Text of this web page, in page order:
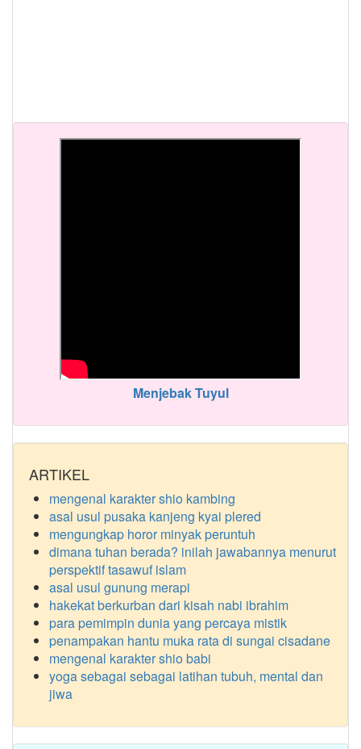
Menjebak Tuyul
ARTIKEL
mengenal karakter shio kambing
asal usul pusaka kanjeng kyai plered
mengungkap horor minyak peruntuh
dimana tuhan berada? inilah jawabannya menurut
perspektif tasawuf islam
asal usul gunung merapi
hakekat berkurban dari kisah nabi ibrahim
para pemimpin dunia yang percaya mistik
penampakan hantu muka rata di sungai cisadane
mengenal karakter shio babi
yoga sebagai sebagai latihan tubuh, mental dan
jiwa